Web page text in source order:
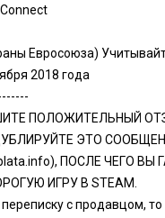
Евросоюза)
2018 года
ПОЛОЖИТЕЛЬНЫЙ
ЭТО
ПОСЛЕ ЧЕГО
ИГРУ В STEAM.
с продавцом,